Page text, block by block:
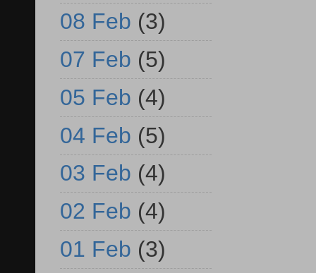
08 Feb (3)
07 Feb (5)
05 Feb (4)
04 Feb (5)
03 Feb (4)
02 Feb (4)
01 Feb (3)